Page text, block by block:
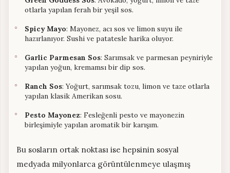
otlarla yapılan ferah bir yeşil sos.
Spicy Mayo: Mayonez, acı sos ve limon suyu ile
hazırlanıyor. Sushi ve patatesle harika oluyor.
Garlic Parmesan Sos: Sarımsak ve parmesan peyniriyle
yapılan yoğun, kremamsı bir dip sos.
Ranch Sos: Yoğurt, sarımsak tozu, limon ve taze otlarla
yapılan klasik Amerikan sosu.
Pesto Mayonez: Fesleğenli pesto ve mayonezin
birleşimiyle yapılan aromatik bir karışım.
Bu sosların ortak noktası ise hepsinin sosyal
medyada milyonlarca görüntülenmeye ulaşmış